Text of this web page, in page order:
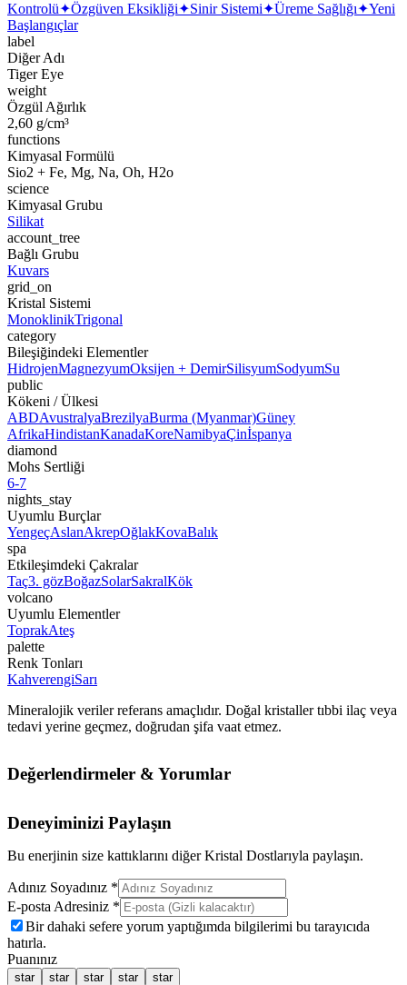
Kontrolü✦Özgüven Eksikliği✦Sinir Sistemi✦Üreme Sağlığı✦Yeni
Başlangıçlar
label
Diğer Adı
Tiger Eye
weight
Özgül Ağırlık
2,60 g/cm³
functions
Kimyasal Formülü
Sio2 + Fe, Mg, Na, Oh, H2o
science
Kimyasal Grubu
Silikat
account_tree
Bağlı Grubu
Kuvars
grid_on
Kristal Sistemi
MonoklinikTrigonal
category
Bileşiğindeki Elementler
HidrojenMagnezyumOksijen + DemirSilisyumSodyumSu
public
Kökeni / Ülkesi
ABDAvustralyaBrezilyaBurma (Myanmar)Güney
AfrikaHindistanKanadaKoreNamibyaÇinİspanya
diamond
Mohs Sertliği
6-7
nights_stay
Uyumlu Burçlar
YengeçAslanAkrepOğlakKovaBalık
spa
Etkileşimdeki Çakralar
Taç3. gözBoğazSolarSakralKök
volcano
Uyumlu Elementler
ToprakAteş
palette
Renk Tonları
KahverengiSarı
Mineralojik veriler referans amaçlıdır. Doğal kristaller tıbbi ilaç veya
tedavi yerine geçmez, doğrudan şifa vaat etmez.
Değerlendirmeler & Yorumlar
Deneyiminizi Paylaşın
Bu enerjinin size kattıklarını diğer Kristal Dostlarıyla paylaşın.
Adınız Soyadınız *
E-posta Adresiniz *
Bir dahaki sefere yorum yaptığımda bilgilerimi bu tarayıcıda
hatırla.
Puanınız
star star star star star